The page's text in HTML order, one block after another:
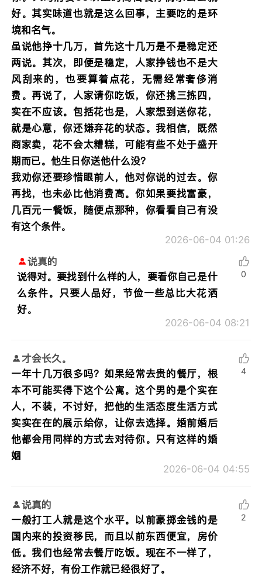
好。其实味道也就是这么回事，主要吃的是环
境和名气。
虽说他挣十几万，首先这十几万是不是稳定还
两说。其次，即便是稳定，人家挣钱也不是大
风刮来的，也要算着点花，无需经常奢侈消
费。再说了，人家请你吃饭，你还挑三拣四，
实在不应该。包括花也是，人家想到送你花，
就是心意，你还嫌弃花的状态。我相信，既然
商家卖，花不会太糟糕，可能有些不处于盛开
期而已。他生日你送他什么没？
我劝你还要珍惜眼前人，他对你说的过去。你
再找，也未必比他消费高。你如果要找富豪，
几百元一餐饭，随便点那种，你看看自己有没
有这个条件。
2026-06-04 01:26
说真的
说得对。要找到什么样的人，要看你自己是什
么条件。只要人品好，节俭一些总比大花洒
好。
2026-06-04 08:21
0
才会长久。
一年十几万很多吗？如果经常去贵的餐厅，根
本不可能买得下这个公寓。这个男的是个实在
人，不装，不讨好，把他的生活态度生活方式
实实在在的展示给你，让你去选择。婚前婚后
他都会用同样的方式去对待你。只有这样的婚
姻
2026-06-04 04:55
4
说真的
一般打工人就是这个水平。以前豪掷金钱的是
国内来的投资移民，而且以前东西便宜，房价
低。我们也经常去餐厅吃饭。现在不一样了，
经济不好，有份工作就已经很好了。
2